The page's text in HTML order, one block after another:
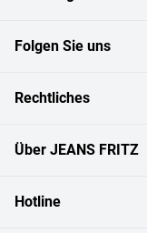
Folgen Sie uns
Rechtliches
Über JEANS FRITZ
Hotline